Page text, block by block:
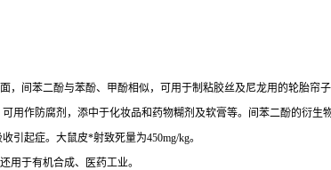
，间苯二酚与苯酚、甲酚相似，可用于制粘胶丝及尼龙用的轮胎
用作防腐剂，添中于化妆品和药物糊剂及软膏等。间苯二酚的衍
引起症。大鼠皮*射致死量为450mg/kg。
用于有机合成、医药工业。